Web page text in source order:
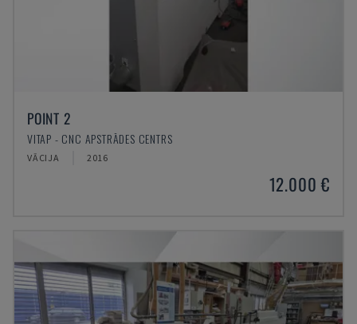
POINT 2
VITAP - CNC APSTRĀDES CENTRS
VĀCIJA 2016
12.000 €